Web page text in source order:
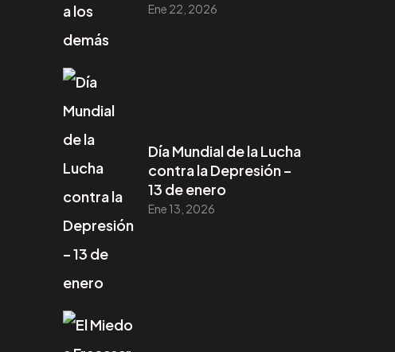
Ene 22, 2026
Día Mundial de la Lucha
contra la Depresión –
13 de enero
Ene 13, 2026